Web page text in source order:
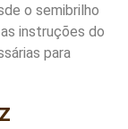
o semibrilho
instruções do
para